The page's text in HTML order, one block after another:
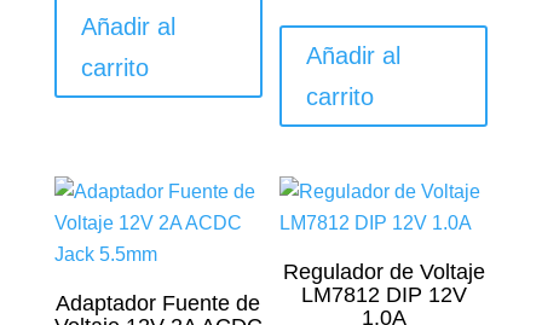
Añadir al
carrito
Añadir al
carrito
Adaptador Fuente de
Regulador de Voltaje
LM7812 DIP 12V
1.0A